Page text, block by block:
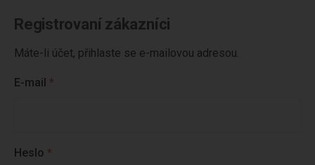
Registrovaní zákazníci
Máte-li účet, přihlaste se e-mailovou adresou.
E-mail
Heslo